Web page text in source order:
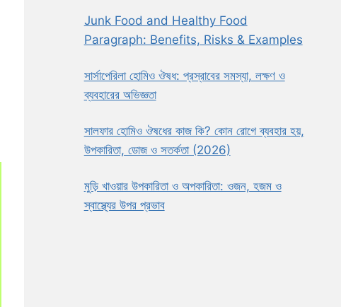
Junk Food and Healthy Food
Paragraph: Benefits, Risks & Examples
সার্সাপেরিলা হোমিও ঔষধ: প্রস্রাবের সমস্যা, লক্ষণ ও
ব্যবহারের অভিজ্ঞতা
সালফার হোমিও ঔষধের কাজ কি? কোন রোগে ব্যবহার হয়,
উপকারিতা, ডোজ ও সতর্কতা (2026)
মুড়ি খাওয়ার উপকারিতা ও অপকারিতা: ওজন, হজম ও
স্বাস্থ্যের উপর প্রভাব